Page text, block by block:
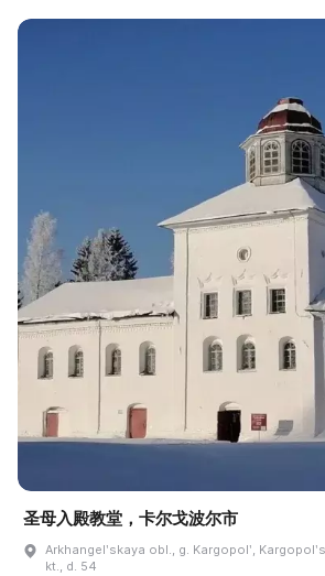
圣母入殿教堂，卡尔戈波尔市
Arkhangelʹskaya obl., g. Kargopolʹ,
kt., d. 54